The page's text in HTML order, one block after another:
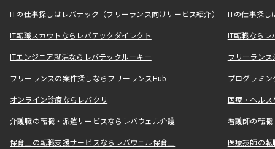
ITの仕事探しはレバテック（フリーランス向けサービス紹介） ITの仕事探
IT転職スカウトならレバテックダイレクト IT転職なら
ITエンジニア就活ならレバテックルーキー フリーラン
フリーランスの案件探しならフリーランスHub プログラミ
オンライン診療ならレバクリ 医療・ヘル
介護職の転職・派遣サービスならレバウェル介護 看護師の転
保育士の転職支援サービスならレバウェル保育士 医療技師の